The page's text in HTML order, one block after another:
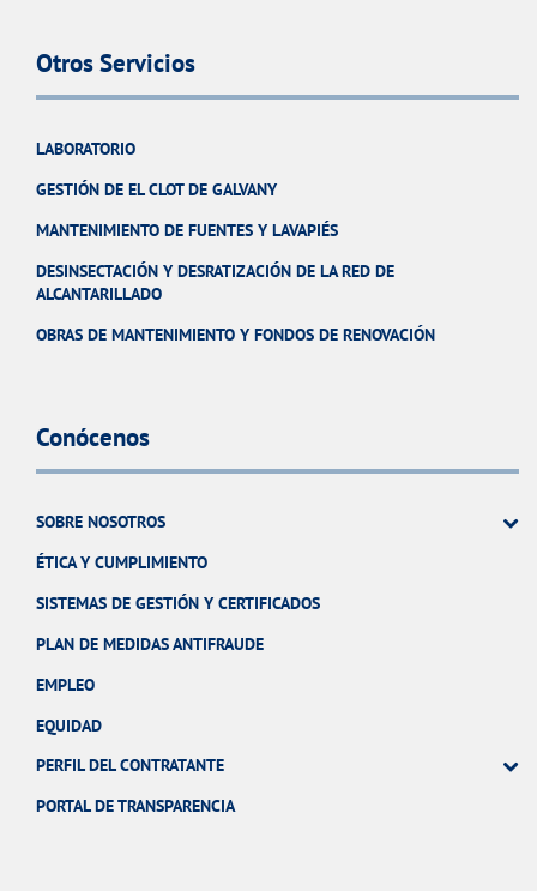
Otros Servicios
LABORATORIO
GESTIÓN DE EL CLOT DE GALVANY
MANTENIMIENTO DE FUENTES Y LAVAPIÉS
DESINSECTACIÓN Y DESRATIZACIÓN DE LA RED DE
ALCANTARILLADO
OBRAS DE MANTENIMIENTO Y FONDOS DE RENOVACIÓN
Conócenos
SOBRE NOSOTROS
ÉTICA Y CUMPLIMIENTO
SISTEMAS DE GESTIÓN Y CERTIFICADOS
PLAN DE MEDIDAS ANTIFRAUDE
EMPLEO
EQUIDAD
PERFIL DEL CONTRATANTE
PORTAL DE TRANSPARENCIA